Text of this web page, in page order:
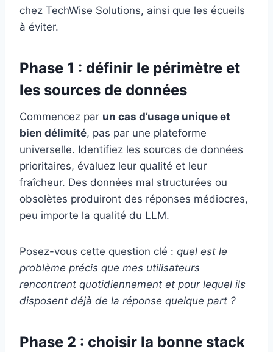
chez TechWise Solutions, ainsi que les écueils
à éviter.
Phase 1 : définir le périmètre et
les sources de données
Commencez par un cas d’usage unique et
bien délimité, pas par une plateforme
universelle. Identifiez les sources de données
prioritaires, évaluez leur qualité et leur
fraîcheur. Des données mal structurées ou
obsolètes produiront des réponses médiocres,
peu importe la qualité du LLM.
Posez-vous cette question clé : quel est le
problème précis que mes utilisateurs
rencontrent quotidiennement et pour lequel ils
disposent déjà de la réponse quelque part ?
Phase 2 : choisir la bonne stack